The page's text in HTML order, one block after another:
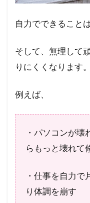
最強
まと
自力でできること
そして、無理して
りにくくなります。
例えば、
・パソコンが壊
らもっと壊れて
・仕事を自力
り体調を崩す